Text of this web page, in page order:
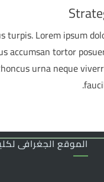
turpis. Lorem ipsum
accumsan tortor
urna neque
الموقع الجغرافى